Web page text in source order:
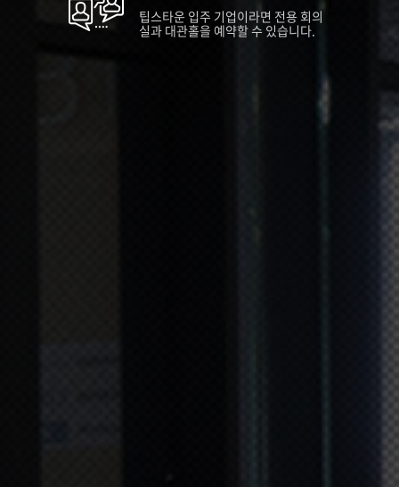
팁스타운 입주 기업이라면 전용 회의
실과 대관홀을 예약할 수 있습니다.